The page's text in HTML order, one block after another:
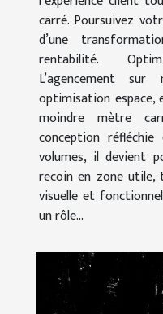
carré. Poursuivez
d’une
rentabilité.
L’agencement
optimisation
moindre mètre
conception
volumes, il devient
recoin en zone utile,
visuelle et
un rôle...